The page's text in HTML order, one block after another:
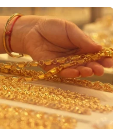
sát phòng cháy, chữa
(PC07) Công an Thành
Đội Cảnh sát phòng